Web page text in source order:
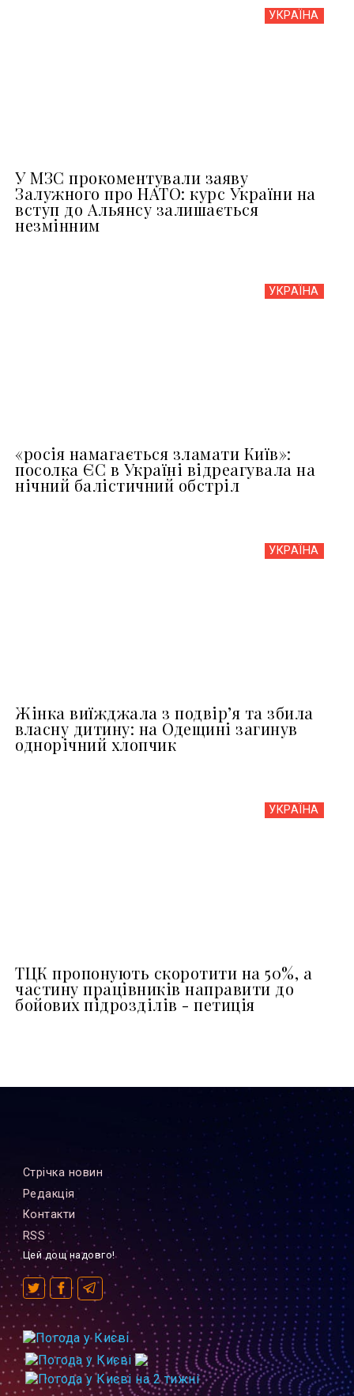
УКРАЇНА
У МЗС прокоментували заяву
Залужного про НАТО: курс України на
вступ до Альянсу залишається
незмінним
УКРАЇНА
«росія намагається зламати Київ»:
посолка ЄС в Україні відреагувала на
нічний балістичний обстріл
УКРАЇНА
Жінка виїжджала з подвір’я та збила
власну дитину: на Одещині загинув
однорічний хлопчик
УКРАЇНА
ТЦК пропонують скоротити на 50%, а
частину працівників направити до
бойових підрозділів - петиція
Стрiчка новин
Редакцiя
Контакти
RSS
Цей дощ надовго!